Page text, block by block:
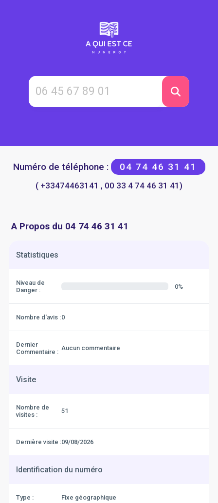
Numéro de téléphone : 04 74 46 31 41
( +33474463141 , 00 33 4 74 46 31 41)
A Propos du 04 74 46 31 41
Statistiques
Niveau de
Danger :
0%
Nombre d'avis :0
Dernier
Commentaire :
Aucun commentaire
Visite
Nombre de
visites :
51
Dernière visite :09/08/2026
Identification du numéro
Type : Fixe géographique